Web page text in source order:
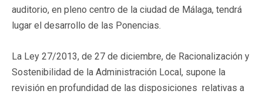
auditorio, en pleno centro de la ciudad de Málaga, tendrá
lugar el desarrollo de las Ponencias.
La Ley 27/2013, de 27 de diciembre, de Racionalización y
Sostenibilidad de la Administración Local, supone la
revisión en profundidad de las disposiciones relativas a